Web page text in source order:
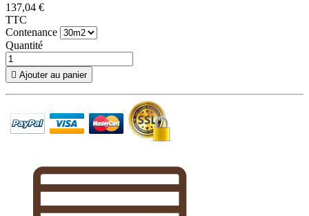
137,04 €
TTC
Contenance
Quantité
 Ajouter au panier